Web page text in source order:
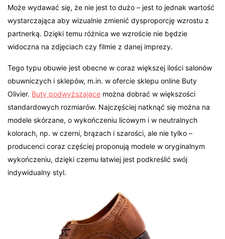
Może wydawać się, że nie jest to dużo – jest to jednak wartość
wystarczająca aby wizualnie zmienić dysproporcję wzrostu z
partnerką. Dzięki temu różnica we wzroście nie będzie
widoczna na zdjęciach czy filmie z danej imprezy.
Tego typu obuwie jest obecne w coraz większej ilości salonów
obuwniczych i sklepów, m.in. w ofercie sklepu online Buty
Olivier. Buty podwyższające można dobrać w większości
standardowych rozmiarów. Najczęściej natknąć się można na
modele skórzane, o wykończeniu licowym i w neutralnych
kolorach, np. w czerni, brązach i szarości, ale nie tylko –
producenci coraz częściej proponują modele w oryginalnym
wykończeniu, dzięki czemu łatwiej jest podkreślić swój
indywidualny styl.